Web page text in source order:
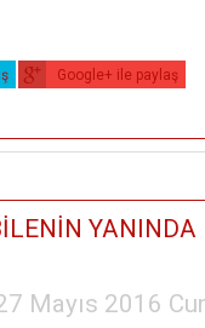
Google+ ile paylaş
Mayıs 2016